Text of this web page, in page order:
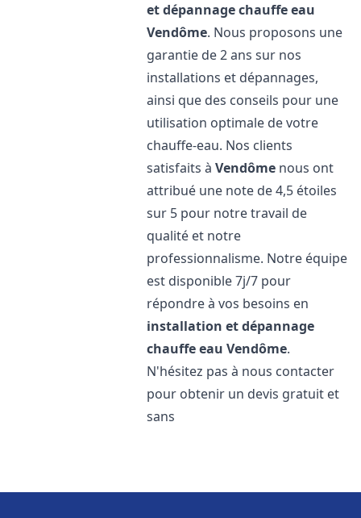
et dépannage chauffe eau
Vendôme. Nous proposons une
garantie de 2 ans sur nos
installations et dépannages,
ainsi que des conseils pour une
utilisation optimale de votre
chauffe-eau. Nos clients
satisfaits àVendôme nous ont
attribué une note de 4,5 étoiles
sur 5 pour notre travail de
qualité et notre
professionnalisme. Notre équipe
est disponible 7j/7 pour
répondre à vos besoins en
installation et dépannage
chauffe eau Vendôme.
N'hésitez pas à nous contacter
pour obtenir un devis gratuit et
sans